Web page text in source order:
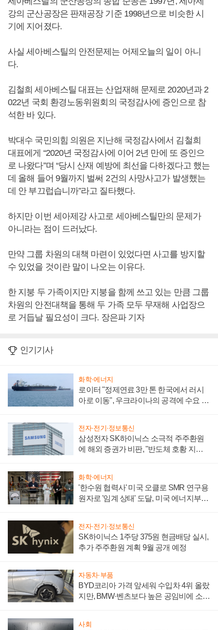
강의 군산공장은 판재공장 기준 1998년으로 비슷한 시
기에 지어졌다.
사실 세아베스틸의 안전문제는 어제오늘의 일이 아니
다.
김철희 세아베스틸 대표는 산업재해 문제로 2020년과 2
022년 국회 환경노동위원회의 국정감사에 증인으로 참
석한 바 있다.
박대수 국민의힘 의원은 지난해 국정감사에서 김철희
대표에게 “2020년 국정감사에 이어 2년 만에 또 증인으
로 나왔다”며 “당시 산재 예방에 최선을 다하겠다고 했는
데 올해 들어 9월까지 벌써 2건의 사망사고가 발생했는
데 안 부끄럽습니까”라고 질타했다.
하지만 이번 세아제강 사고로 세아베스틸만의 문제가
아니라는 점이 드러났다.
만약 그룹 차원의 대책 마련이 있었다면 사고를 방지할
수 있었을 것이란 말이 나오는 이유다.
한 지붕 두 가족이지만 지붕을 함께 쓰고 있는 만큼 그룹
차원의 안전대책을 통해 두 가족 모두 무재해 사업장으
로 거듭날 필요성이 크다. 장은파 기자
인기기사
화학·에너지
로이터 "정제연료 3만 톤 한국에서 러시
아로 이동", 우크라이나의 공격에 수요 늘
전자·전기·정보통신
삼성전자 SK하이닉스 소극적 주주환원
에 해외 증권가 비판, "반도체 호황 지속
화학·에너지
'한수원 협력사' 미국 오클로 SMR 연구용
원자로 '임계 상태' 도달, 미국 에너지부
전자·전기·정보통신
SK하이닉스 1주당 375원 현금배당 실시,
추가 주주환원 계획 9월 공개 예정
자동차·부품
BYD코리아 가격 앞세워 수입차 4위 올랐
지만, BMW·벤츠보다 높은 공임비에 소비
사회